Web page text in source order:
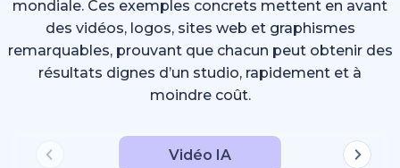
mondiale. Ces exemples concrets mettent en avant
des vidéos, logos, sites web et graphismes
remarquables, prouvant que chacun peut obtenir des
résultats dignes d’un studio, rapidement et à
moindre coût.
Vidéo IA